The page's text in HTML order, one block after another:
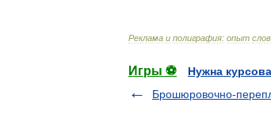
Реклама и полиграфия: опыт
Игры ⚽
Нужна
Брошюровочно-